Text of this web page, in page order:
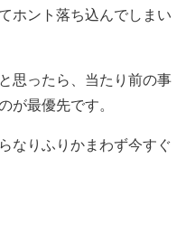
ホント落ち込んでしまい
思ったら、当たり前の事
が最優先です。
なりふりかまわず今すぐ